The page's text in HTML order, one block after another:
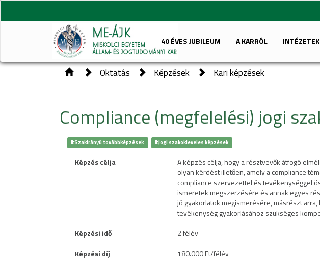
40 ÉVES JUBILEUM A KARRÓL INTÉZETEK
Oktatás Képzések Kari képzések
Compliance (megfelelési) jogi
#Szakirányú továbbképzések #Jogi szakokleveles képzések
Képzés célja
A képzés célja, hogy a résztvevők átfogó
olyan kérdést illetően, amely a compliance
compliance szervezettel és tevékenységgel
ismeretek megszerzésére és annak egyes
jó gyakorlatok megismerésére, másrészt
tevékenység gyakorlásához szükséges
Képzési idő
2 félév
Képzési díj
180.000 Ft/félév